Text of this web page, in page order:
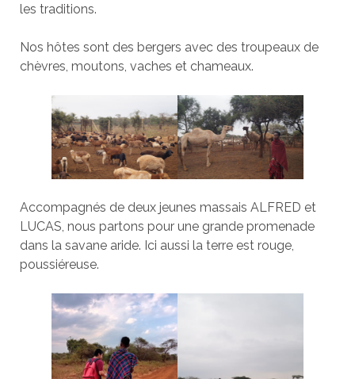
les traditions.
Nos hôtes sont des bergers avec des troupeaux de
chèvres, moutons, vaches et chameaux.
Accompagnés de deux jeunes massais ALFRED et
LUCAS, nous partons pour une grande promenade
dans la savane aride. Ici aussi la terre est rouge,
poussiéreuse.